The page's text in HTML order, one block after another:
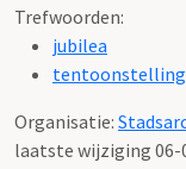
Trefwoorden:
jubilea
Organisatie:
laatste wijziging 06-